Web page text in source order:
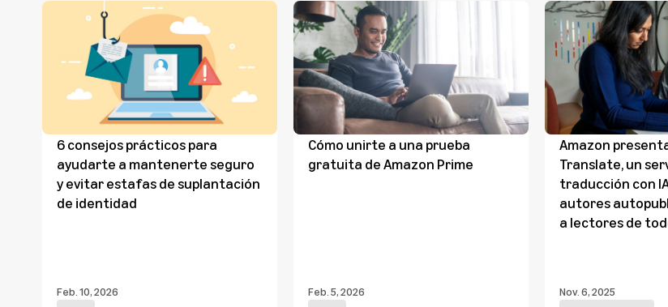
6 consejos prácticos para
ayudarte a mantenerte seguro
y evitar estafas de suplantación
de identidad
Feb. 10, 2026
Cómo unirte a una prueba
gratuita de Amazon Prime
Feb. 5, 2026
Amazon
Translate, un
traducción con
autores
a lectores de
Nov. 6, 2025